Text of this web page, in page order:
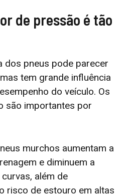
de pressão é tão
dos pneus pode parecer
tem grande influência
do veículo. Os
são importantes por
murchos aumentam a
e diminuem a
além de
risco de estouro em altas